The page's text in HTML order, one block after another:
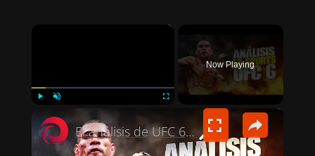
×
FULLSCREEN
Now Playing
×
El análisis de UFC 6 que tienes que ver antes de comprarlo